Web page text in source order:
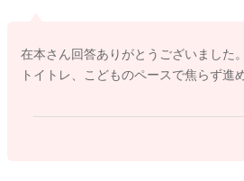
すし、うまくいかなければ次の夏シー
いですよ。
在本さん回答ありがとうございました。
トイトレ、こどものペースで焦らず進